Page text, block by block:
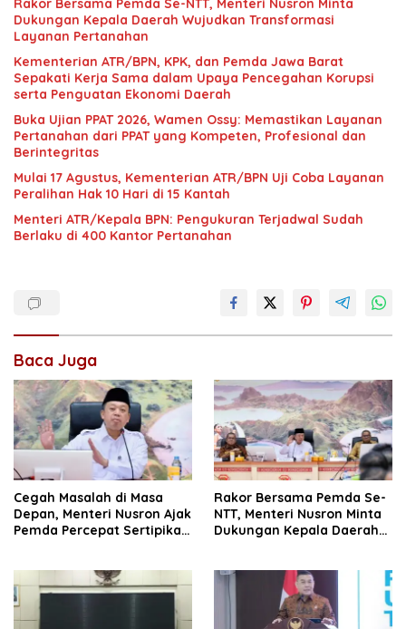
Rakor Bersama Pemda Se-NTT, Menteri Nusron Minta
Dukungan Kepala Daerah Wujudkan Transformasi
Layanan Pertanahan
Kementerian ATR/BPN, KPK, dan Pemda Jawa Barat
Sepakati Kerja Sama dalam Upaya Pencegahan Korupsi
serta Penguatan Ekonomi Daerah
Buka Ujian PPAT 2026, Wamen Ossy: Memastikan Layanan
Pertanahan dari PPAT yang Kompeten, Profesional dan
Berintegritas
Mulai 17 Agustus, Kementerian ATR/BPN Uji Coba Layanan
Peralihan Hak 10 Hari di 15 Kantah
Menteri ATR/Kepala BPN: Pengukuran Terjadwal Sudah
Berlaku di 400 Kantor Pertanahan
Baca Juga
Cegah Masalah di Masa
Depan, Menteri Nusron Ajak
Pemda Percepat Sertipikasi
Rakor Bersama Pemda Se-
NTT, Menteri Nusron Minta
Dukungan Kepala Daerah